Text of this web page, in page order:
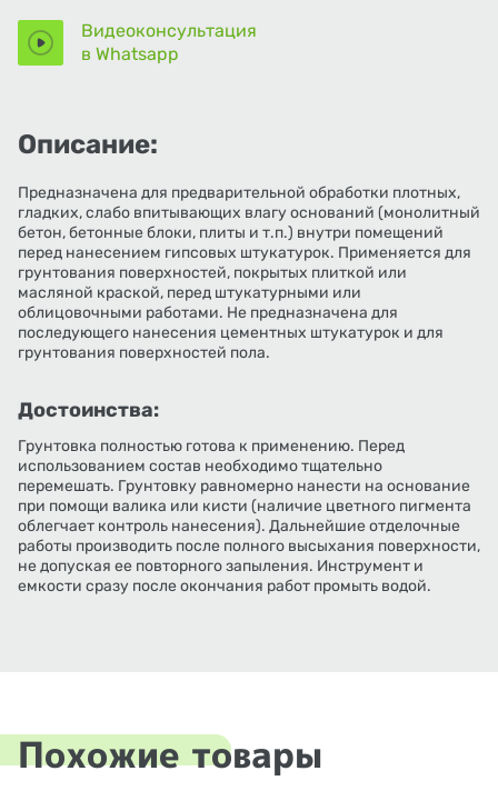
Видеоконсультация
в Whatsapp
Описание:
Предназначена для предварительной обработки плотных,
гладких, слабо впитывающих влагу оснований (монолитный
бетон, бетонные блоки, плиты и т.п.) внутри помещений
перед нанесением гипсовых штукатурок. Применяется для
грунтования поверхностей, покрытых плиткой или
масляной краской, перед штукатурными или
облицовочными работами. Не предназначена для
последующего нанесения цементных штукатурок и для
грунтования поверхностей пола.
Достоинства:
Грунтовка полностью готова к применению. Перед
использованием состав необходимо тщательно
перемешать. Грунтовку равномерно нанести на основание
при помощи валика или кисти (наличие цветного пигмента
облегчает контроль нанесения). Дальнейшие отделочные
работы производить после полного высыхания поверхности,
не допуская ее повторного запыления. Инструмент и
емкости сразу после окончания работ промыть водой.
Похожие товары